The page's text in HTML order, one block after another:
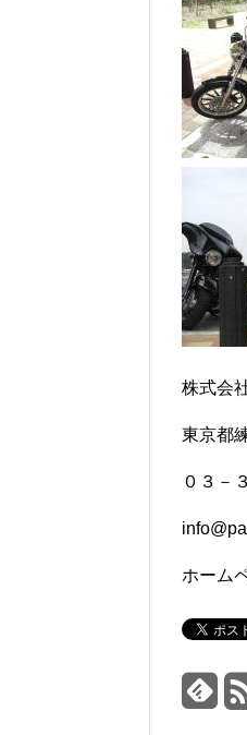
株式会
東京都
０３－
ホーム